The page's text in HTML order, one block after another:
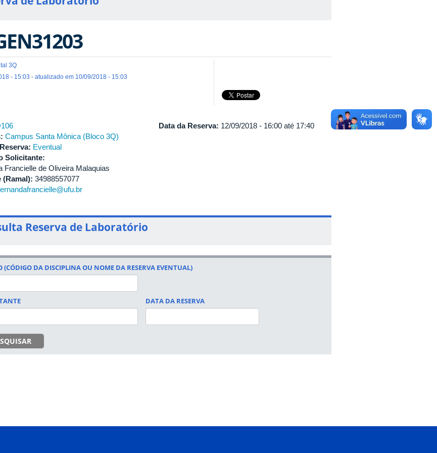
3Q
- 15:03 - atualizado em 10/09/2018 - 15:03
Campus Santa Mônica (Bloco 3Q)
Eventual
Solicitante:
Francielle de Oliveira Malaquias
(Ramal): 34988557077
Data da Reserva: 12/09/2018 - 16:00 até 17:40
Reserva de Laboratório
(CÓDIGO DA DISCIPLINA OU NOME DA RESERVA EVENTUAL)
DATA DA RESERVA